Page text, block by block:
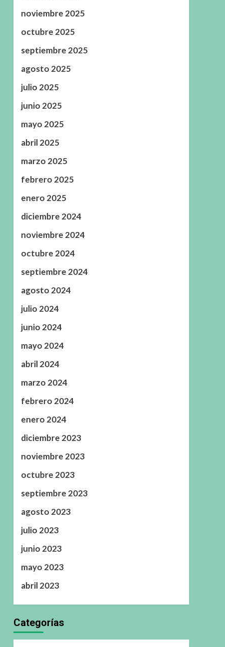
noviembre 2025
octubre 2025
septiembre 2025
agosto 2025
julio 2025
junio 2025
mayo 2025
abril 2025
marzo 2025
febrero 2025
enero 2025
diciembre 2024
noviembre 2024
octubre 2024
septiembre 2024
agosto 2024
julio 2024
junio 2024
mayo 2024
abril 2024
marzo 2024
febrero 2024
enero 2024
diciembre 2023
noviembre 2023
octubre 2023
septiembre 2023
agosto 2023
julio 2023
junio 2023
mayo 2023
abril 2023
Categorías